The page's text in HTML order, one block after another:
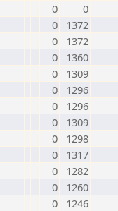
0
0
0
1372
0
1372
0
1360
0
1309
0
1296
0
1296
0
1309
0
1298
0
1317
0
1282
0
1260
0
1246